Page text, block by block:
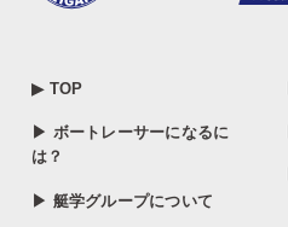
▶ TOP
▶ ボートレーサーになるに
は？
▶ 艇学グループについて